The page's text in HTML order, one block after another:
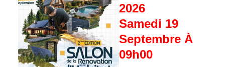
2026
Samedi 19
Septembre À
09h00